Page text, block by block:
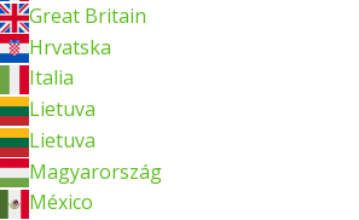
Great Britain
Hrvatska
Italia
Lietuva
Lietuva
Magyarország
México